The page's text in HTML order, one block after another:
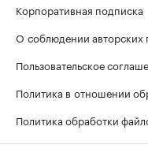
Корпоративная подписка
О соблюдении авторских
Пользовательское
Политика в отношении
Политика обработки